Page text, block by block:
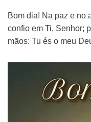
Bom dia! Na paz e no
confio em Ti, Senhor;
mãos: Tu és o meu